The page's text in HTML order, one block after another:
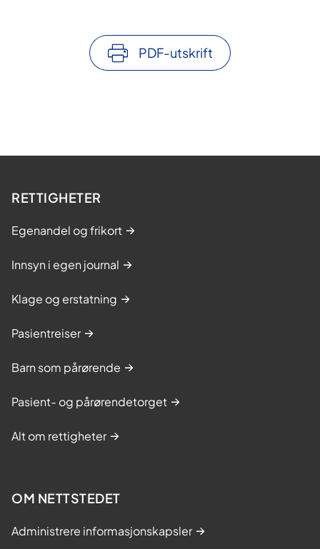
PDF-utskrift
RETTIGHETER
Egenandel og frikort
Innsyn i egen journal
Klage og erstatning
Pasientreiser
Barn som pårørende
Pasient- og pårørendetorget
Alt om rettigheter
OM NETTSTEDET
Administrere informasjonskapsler